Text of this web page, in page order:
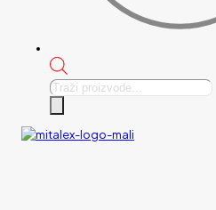
Products